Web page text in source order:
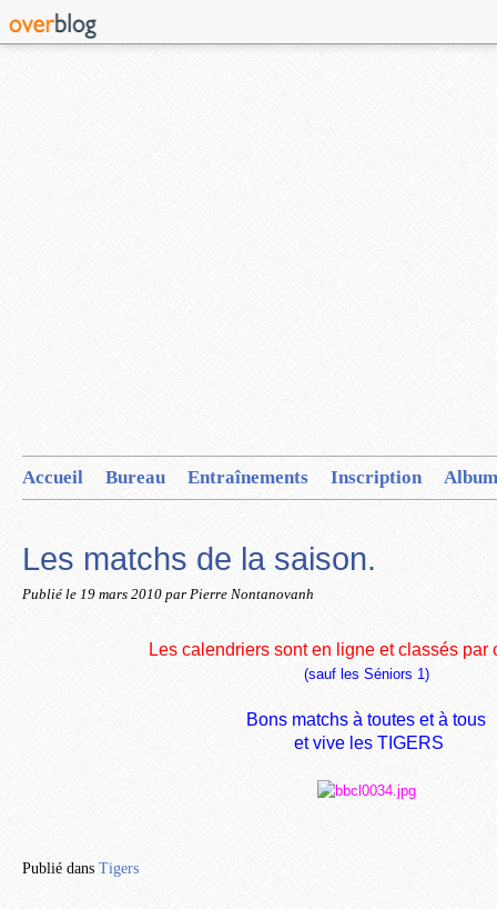
Accueil Bureau Entraînements Inscription
Les matchs de la saison.
Publié le 19 mars 2010 par Pierre Nontanovanh
Les calendriers sont en ligne et classés par
(sauf les Séniors 1)
Bons matchs à toutes et à tous
et vive les TIGERS
Publié dans Tigers